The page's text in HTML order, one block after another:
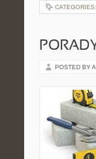
CATEGORIES:
POSTED BY